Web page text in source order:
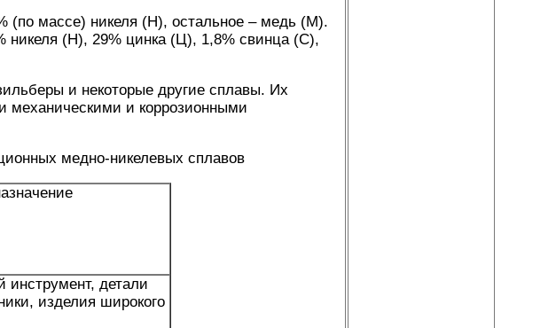
(по массе) никеля (Н), остальное – медь (М).
(Н), 29% цинка (Ц), 1,8% свинца (С),
и некоторые другие сплавы. Их
механическими и коррозионными
медно-никелевых сплавов
инструмент, детали
изделия широкого